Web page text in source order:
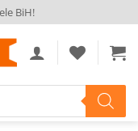
BiH!